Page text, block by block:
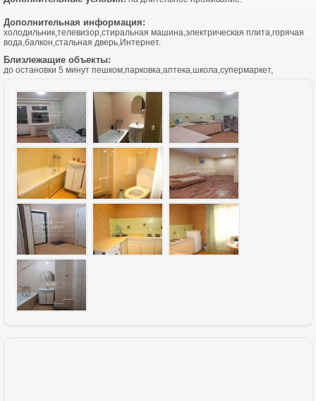
Дополнительная информация:
холодильник,телевизор,стиральная машина,электрическая плита,горячая
вода,балкон,стальная дверь,Интернет.
Близлежащие объекты:
до остановки 5 минут пешком,парковка,аптека,школа,супермаркет,